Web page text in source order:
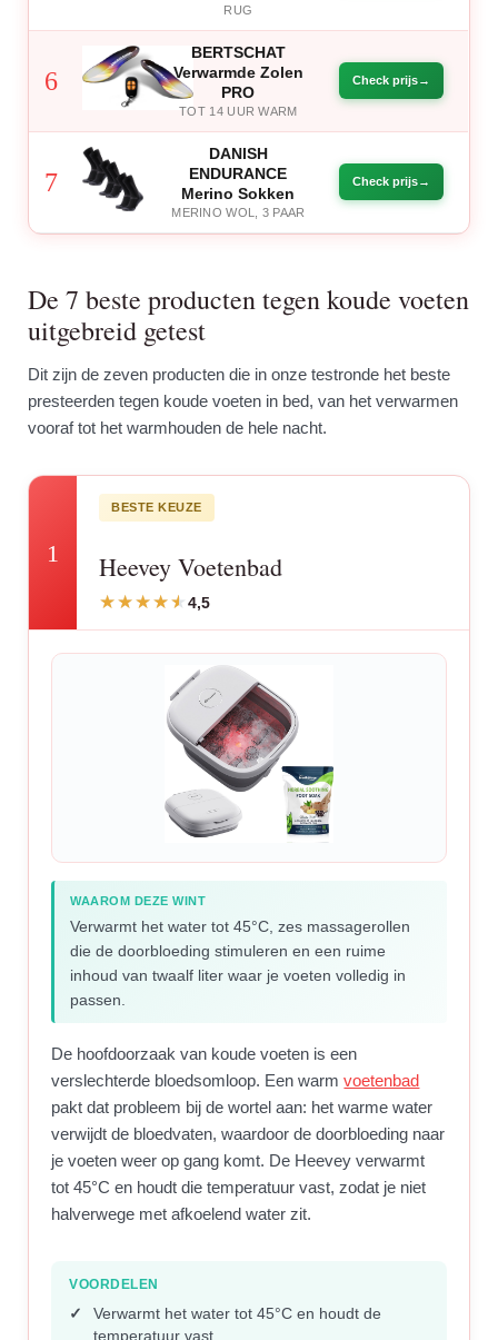
RUG
6
BERTSCHAT
Verwarmde Zolen
PRO
TOT 14 UUR WARM
Check prijs
7
DANISH
ENDURANCE
Merino Sokken
MERINO WOL, 3 PAAR
Check prijs
De 7 beste producten tegen koude voeten
uitgebreid getest
Dit zijn de zeven producten die in onze testronde het beste
presteerden tegen koude voeten in bed, van het verwarmen
vooraf tot het warmhouden de hele nacht.
1
BESTE KEUZE
Heevey Voetenbad
4,5
WAAROM DEZE WINT
Verwarmt het water tot 45°C, zes massagerollen
die de doorbloeding stimuleren en een ruime
inhoud van twaalf liter waar je voeten volledig in
passen.
De hoofdoorzaak van koude voeten is een
verslechterde bloedsomloop. Een warmvoetenbad
pakt dat probleem bij de wortel aan: het warme water
verwijdt de bloedvaten, waardoor de doorbloeding naar
je voeten weer op gang komt. De Heevey verwarmt
tot 45°C en houdt die temperatuur vast, zodat je niet
halverwege met afkoelend water zit.
VOORDELEN
Verwarmt het water tot 45°C en houdt de
temperatuur vast